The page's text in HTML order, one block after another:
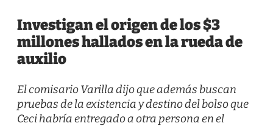
Investigan el origen de los $3
millones hallados en la rueda de
auxilio
El comisario Varilla dijo que además buscan
pruebas de la existencia y destino del bolso que
Ceci habría entregado a otra persona en el